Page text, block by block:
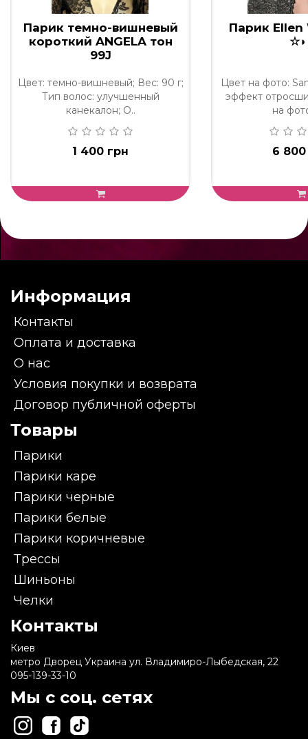
Парик темно-вишневый
короткий ANGELA тон
99J
Цвет: темно-вишневый; Вес: 90 г;
Тип волос: улучшенный
канекалон; О..
1 400 грн
Парик Ellen
Цвет на фото:
эффект
на
6
Информация
Контакты
Оплата и доставка
О нас
Условия покупки и возврата
Договор публичной оферты
Товары
Парики
Парики каре
Парики черные
Парики белые
Парики коричневые
Трессы
Шиньоны
Челки
Контакты
Киев
метро Дворец Украина ул. Владимиро-Лыбедская, 22
095-139-33-10
Мы с соц. сетях